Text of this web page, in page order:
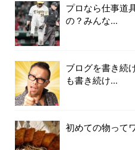
プロなら仕事道
の？みんな...
ブログを書き続
も書き続け...
初めての物って